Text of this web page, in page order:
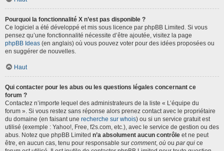
Pourquoi la fonctionnalité X n’est pas disponible ?
Ce logiciel a été développé et mis sous licence par phpBB Limited. Si vous
pensez qu’une fonctionnalité nécessite d’être ajoutée, visitez la page
phpBB Ideas (en anglais) où vous pouvez voter pour des idées proposées ou
en suggérer de nouvelles.
Haut
Qui contacter pour les abus ou les questions légales concernant ce
forum ?
Contactez n’importe lequel des administrateurs de la liste « L’équipe du
forum ». Si vous restez sans réponse alors prenez contact avec le propriétaire
du domaine (en faisant une recherche sur whois) ou si un service gratuit est
utilisé (exemple : Yahoo!, Free, f2s.com, etc.), avec le service de gestion ou des
abus. Notez que phpBB Limited n’a absolument aucun contrôle et ne peut
être, en aucun cas, tenu pour responsable sur comment, où ou par qui ce